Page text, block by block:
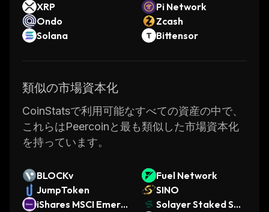
XRP
Pi Network
Ondo
Zcash
Solana
Bittensor
類似の市場資本化
CoinStatsで利用可能なすべての資産の中で、
これらはPeercoinと最も類似した市場資本化
を持っています。
BLOCKv
Fuel Network
JumpToken
SINO
iShares MSCI Emerg
Solayer Staked SO